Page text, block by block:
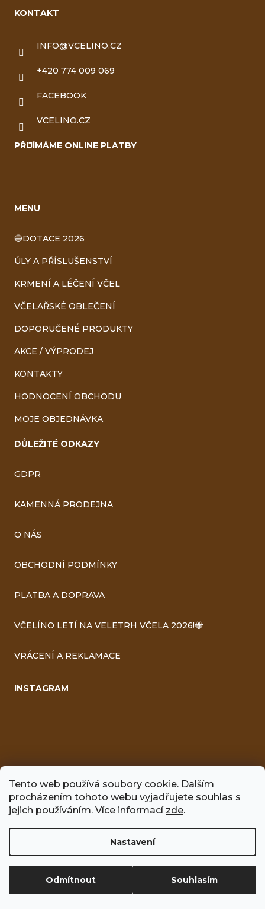
Tento web používá soubory cookie. Dalším
procházením tohoto webu vyjadřujete souhlas s
jejich používáním. Více informací zde.
Nastavení
Odmítnout Souhlasím
KONTAKT
INFO@VCELINO.CZ
+420 774 009 069
FACEBOOK
VCELINO.CZ
PŘIJÍMÁME ONLINE PLATBY
MENU
🔵DOTACE 2026
ÚLY A PŘÍSLUŠENSTVÍ
KRMENÍ A LÉČENÍ VČEL
VČELAŘSKÉ OBLEČENÍ
DOPORUČENÉ PRODUKTY
AKCE / VÝPRODEJ
KONTAKTY
HODNOCENÍ OBCHODU
MOJE OBJEDNÁVKA
DŮLEŽITÉ ODKAZY
GDPR
KAMENNÁ PRODEJNA
O NÁS
OBCHODNÍ PODMÍNKY
PLATBA A DOPRAVA
VČELÍNO LETÍ NA VELETRH VČELA 2026!🐝
VRÁCENÍ A REKLAMACE
INSTAGRAM
FACEBOOK
Vytvořil Shoptet
Copyright 2026Včelíno . Všechna práva vyhrazena.Upravit